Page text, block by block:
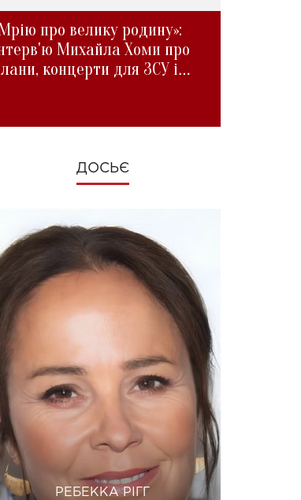
про велику родину»:
Михайла Хоми про
концерти для ЗСУ і
ДОСЬЄ
РЕБЕККА РІГГ